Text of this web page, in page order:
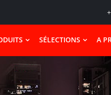
SÉLECTIONS A